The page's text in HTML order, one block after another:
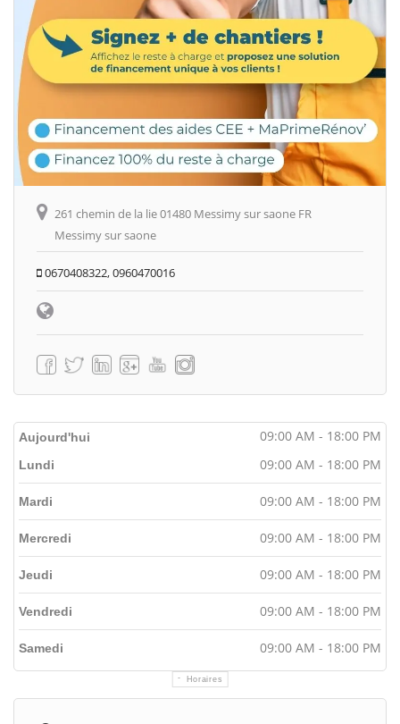
261 chemin de la lie 01480 Messimy sur saone FR
Messimy sur saone
0670408322, 0960470016
Aujourd'hui 09:00 AM - 18:00 PM
Horaires
Lundi 09:00 AM - 18:00 PM
Mardi 09:00 AM - 18:00 PM
Mercredi 09:00 AM - 18:00 PM
Jeudi 09:00 AM - 18:00 PM
Vendredi 09:00 AM - 18:00 PM
Samedi 09:00 AM - 18:00 PM